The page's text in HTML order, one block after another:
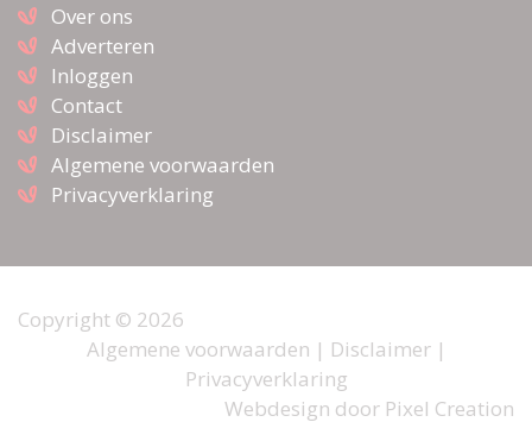
Over ons
Adverteren
Inloggen
Contact
Disclaimer
Algemene voorwaarden
Privacyverklaring
Copyright © 2026
Algemene voorwaarden | Disclaimer|
Privacyverklaring
Webdesign door Pixel Creation